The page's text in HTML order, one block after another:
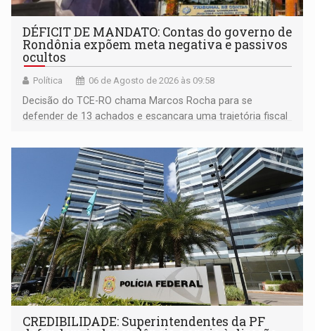
DÉFICIT DE MANDATO: Contas do governo de
Rondônia expõem meta negativa e passivos
ocultos
Política 06 de Agosto de 2026 às 09:58
Decisão do TCE-RO chama Marcos Rocha para se
defender de 13 achados e escancara uma trajetória fiscal
mandato
CREDIBILIDADE: Superintendentes da PF